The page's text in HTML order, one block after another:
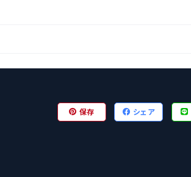
保存 シェア